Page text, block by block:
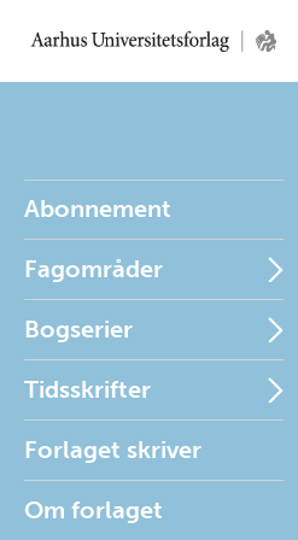
Abonnement
Fagområder
Bogserier
Tidsskrifter
Forlaget skriver
Om forlaget